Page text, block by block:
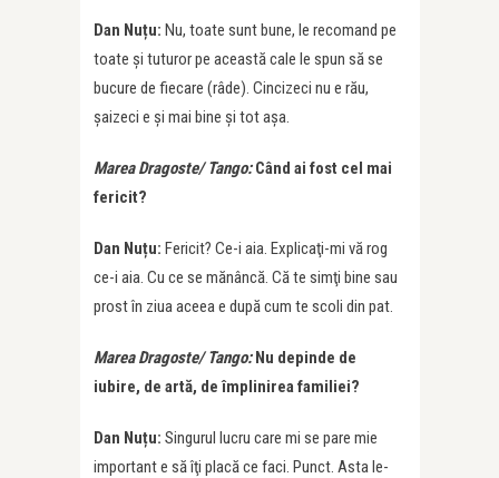
Dan Nuțu: Nu, toate sunt bune, le recomand pe
toate şi tuturor pe această cale le spun să se
bucure de fiecare (râde). Cincizeci nu e rău,
șaizeci e şi mai bine şi tot aşa.
Marea Dragoste/ Tango:Când ai fost cel mai
fericit?
Dan Nuțu: Fericit? Ce-i aia. Explicaţi-mi vă rog
ce-i aia. Cu ce se mănâncă. Că te simţi bine sau
prost în ziua aceea e după cum te scoli din pat.
Marea Dragoste/ Tango:Nu depinde de
iubire, de artă, de împlinirea familiei?
Dan Nuțu: Singurul lucru care mi se pare mie
important e să îţi placă ce faci. Punct. Asta le-